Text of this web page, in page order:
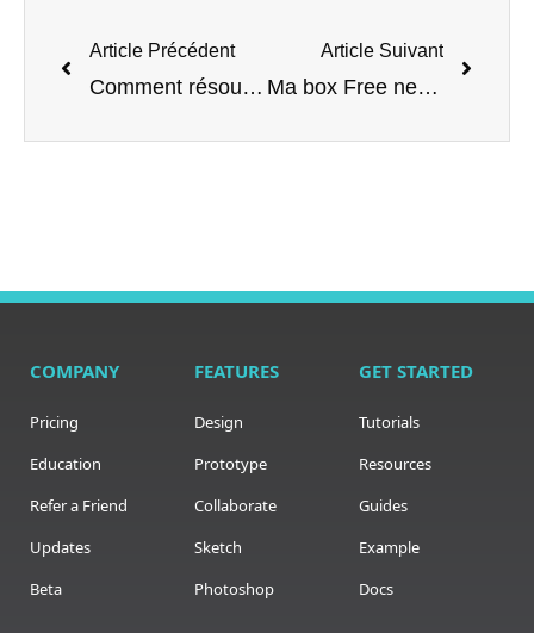
Article Précédent
Comment résoudre un problème avec sa Box wifi ?
Article Suivant
Ma box Free ne fonctionne plus, que faire ?
COMPANY
Pricing
Education
Refer a Friend
Updates
Beta
FEATURES
Design
Prototype
Collaborate
Sketch
Photoshop
GET STARTED
Tutorials
Resources
Guides
Example
Docs